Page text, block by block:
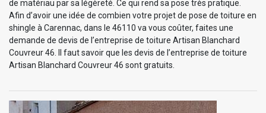
de matériau par sa légèreté. Ce qui rend sa pose très pratique.
Afin d’avoir une idée de combien votre projet de pose de toiture en
shingle à Carennac, dans le 46110 va vous coûter, faites une
demande de devis de l’entreprise de toiture Artisan Blanchard
Couvreur 46. Il faut savoir que les devis de l’entreprise de toiture
Artisan Blanchard Couvreur 46 sont gratuits.